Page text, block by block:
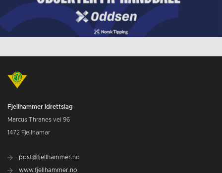
Fjellhammer Idrettslag
Marcus Thranes vei 96
1472 Fjellhamar
post@fjellhammer.no
www.fjellhammer.no